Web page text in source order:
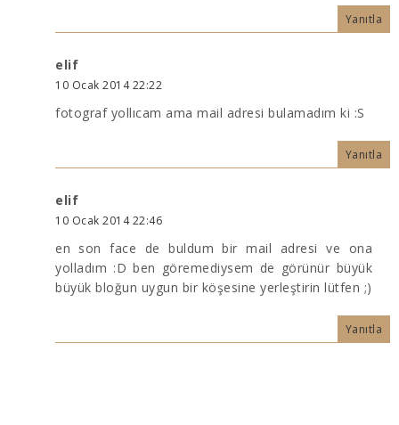
Yanıtla
elif
10 Ocak 2014 22:22
fotograf yollıcam ama mail adresi bulamadım ki :S
Yanıtla
elif
10 Ocak 2014 22:46
en son face de buldum bir mail adresi ve ona
yolladım :D ben göremediysem de görünür büyük
büyük bloğun uygun bir köşesine yerleştirin lütfen ;)
Yanıtla